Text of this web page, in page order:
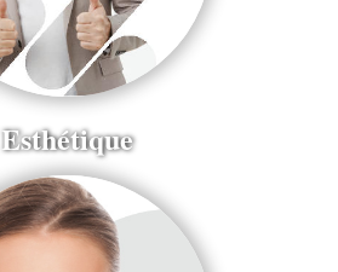
Esthétique